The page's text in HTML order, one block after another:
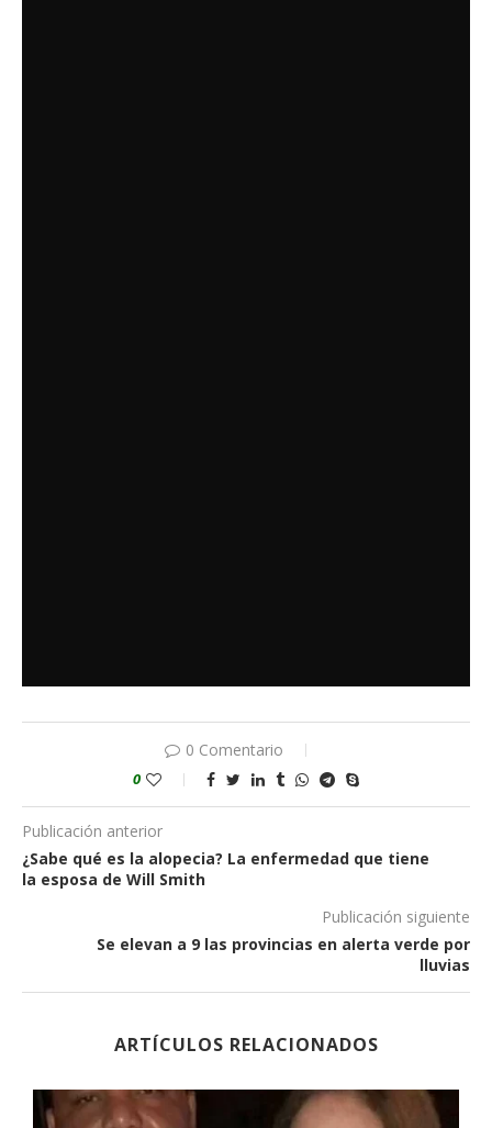
0 Comentario
0
Publicación anterior
¿Sabe qué es la alopecia? La enfermedad que tiene
la esposa de Will Smith
Publicación siguiente
Se elevan a 9 las provincias en alerta verde por
lluvias
ARTÍCULOS RELACIONADOS